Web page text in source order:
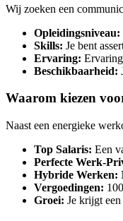
Wij zoeken een
Opleidingsniveau:
Skills: Je bent
Ervaring:
Beschikbaarheid:
Waarom kiezen
Naast een energieke
Top Salaris: Een
Perfecte Werk-
Hybride Werken:
Vergoedingen:
Groei: Je krijgt